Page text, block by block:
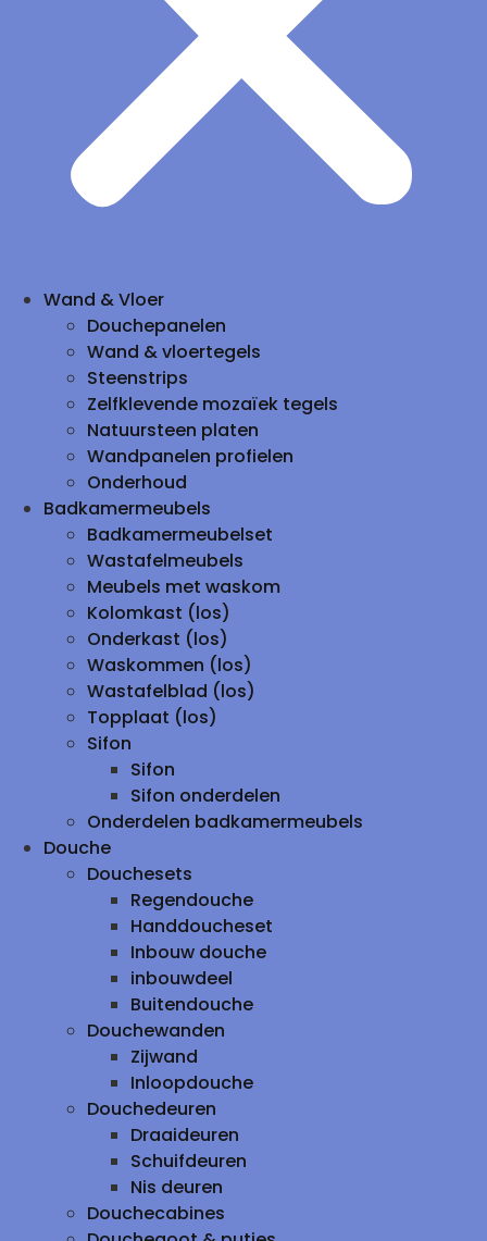
Wand & Vloer
Douchepanelen
Wand & vloertegels
Steenstrips
Zelfklevende mozaïek tegels
Natuursteen platen
Wandpanelen profielen
Onderhoud
Badkamermeubels
Badkamermeubelset
Wastafelmeubels
Meubels met waskom
Kolomkast (los)
Onderkast (los)
Waskommen (los)
Wastafelblad (los)
Topplaat (los)
Sifon
Sifon
Sifon onderdelen
Onderdelen badkamermeubels
Douche
Douchesets
Regendouche
Handdoucheset
Inbouw douche
inbouwdeel
Buitendouche
Douchewanden
Zijwand
Inloopdouche
Douchedeuren
Draaideuren
Schuifdeuren
Nis deuren
Douchecabines